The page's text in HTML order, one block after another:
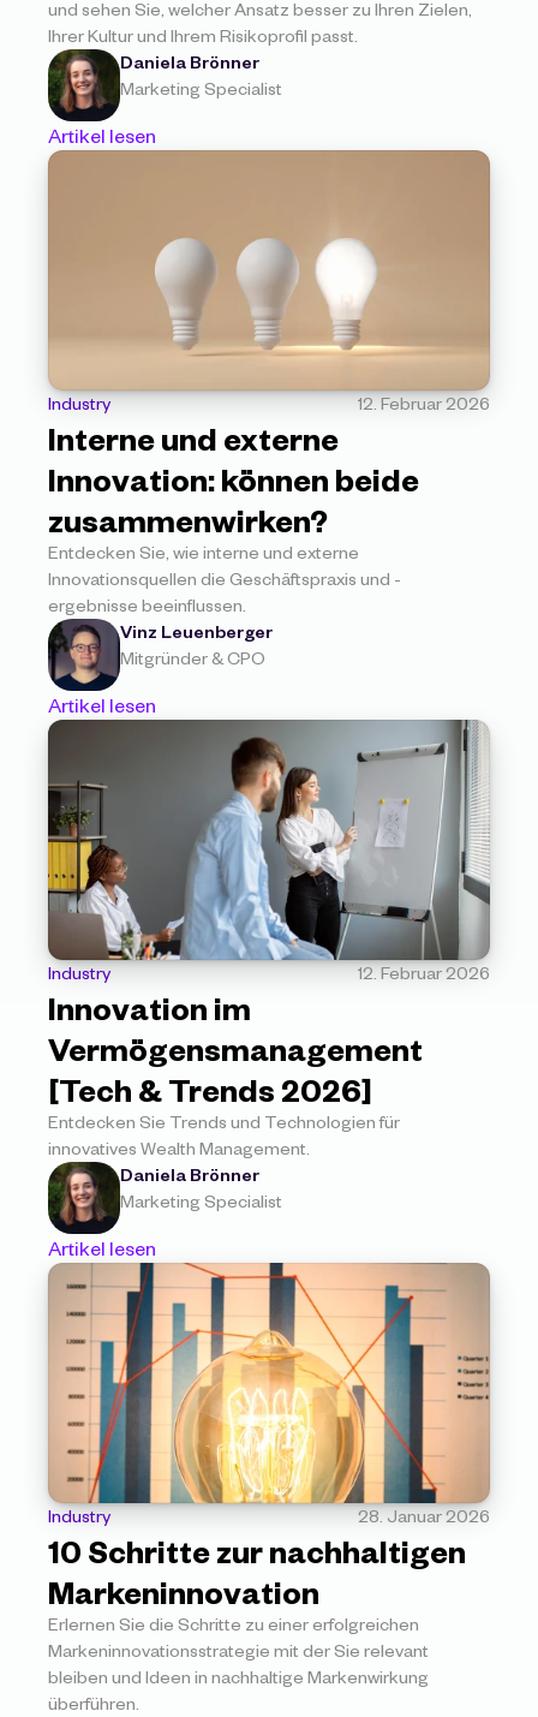
und sehen Sie, welcher Ansatz besser zu Ihren Zielen,
Ihrer Kultur und Ihrem Risikoprofil passt.
Daniela Brönner
Marketing Specialist
Artikel lesen
Industry 12. Februar 2026
Interne und externe
Innovation: können beide
zusammenwirken?
Entdecken Sie, wie interne und externe
Innovationsquellen die Geschäftspraxis und -
ergebnisse beeinflussen.
Vinz Leuenberger
Mitgründer & CPO
Artikel lesen
Industry 12. Februar 2026
Innovation im
Vermögensmanagement
[Tech & Trends 2026]
Entdecken Sie Trends und Technologien für
innovatives Wealth Management.
Daniela Brönner
Marketing Specialist
Artikel lesen
Industry 28. Januar 2026
10 Schritte zur nachhaltigen
Markeninnovation
Erlernen Sie die Schritte zu einer erfolgreichen
Markeninnovationsstrategie mit der Sie relevant
bleiben und Ideen in nachhaltige Markenwirkung
überführen.